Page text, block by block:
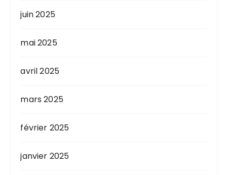
juin 2025
mai 2025
avril 2025
mars 2025
février 2025
janvier 2025